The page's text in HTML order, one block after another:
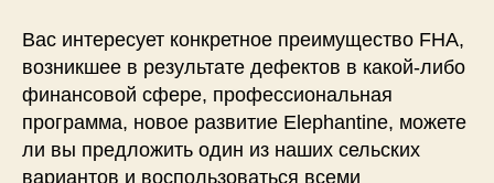
Вас интересует конкретное преимущество FHA,
возникшее в результате дефектов в какой-либо
финансовой сфере, профессиональная
программа, новое развитие Elephantine, можете
ли вы предложить один из наших сельских
вариантов и воспользоваться всеми